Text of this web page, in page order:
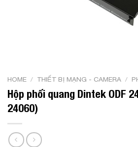
HOME / THIẾT BỊ MẠNG - CAMERA /
Hộp phối quang Dintek ODF
24060)